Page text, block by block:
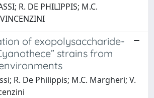
R. DE PHILIPPIS; M.C.
of exopolysaccharide-
strains from
R. De Philippis; M.C. Margheri; V.